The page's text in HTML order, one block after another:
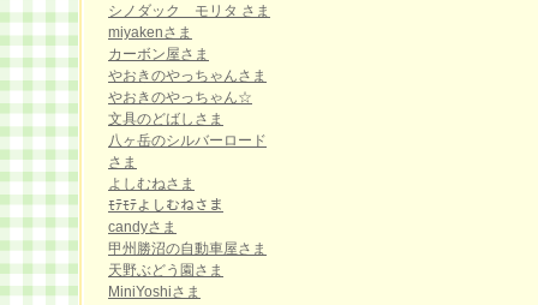
シノダック モリタ さま
miyakenさま
カーボン屋さま
やおきのやっちゃんさま
やおきのやっちゃん☆
文具のどばしさま
八ヶ岳のシルバーロード
さま
よしむねさま
ﾓﾃﾓﾃよしむねさま
candyさま
甲州勝沼の自動車屋さま
天野ぶどう園さま
MiniYoshiさま